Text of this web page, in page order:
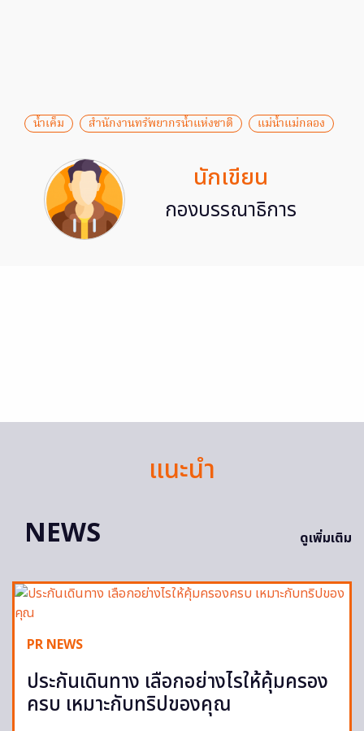
น้ำเค็ม สำนักงานทรัพยากรน้ำแห่งชาติ แม่น้ำแม่กลอง
นักเขียน
กองบรรณาธิการ
แนะนำ
NEWS
ดูเพิ่มเติม
PR NEWS
ประกันเดินทาง เลือกอย่างไรให้คุ้มครอง
ครบ เหมาะกับทริปของคุณ